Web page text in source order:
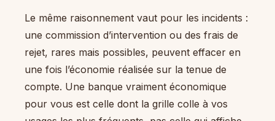
Le même raisonnement vaut pour les incidents :
une commission d’intervention ou des frais de
rejet, rares mais possibles, peuvent effacer en
une fois l’économie réalisée sur la tenue de
compte. Une banque vraiment économique
pour vous est celle dont la grille colle à vos